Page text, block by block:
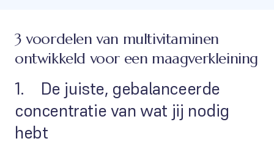
3 voordelen van multivitaminen
ontwikkeld voor een maagverkleining
1. De juiste, gebalanceerde
concentratie van wat jij nodig
hebt